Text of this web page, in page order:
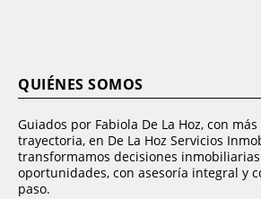
QUIÉNES SOMOS
Guiados por Fabiola De La Hoz, con
trayectoria, en De La Hoz Servicios
transformamos decisiones
oportunidades, con asesoría integral y
paso.